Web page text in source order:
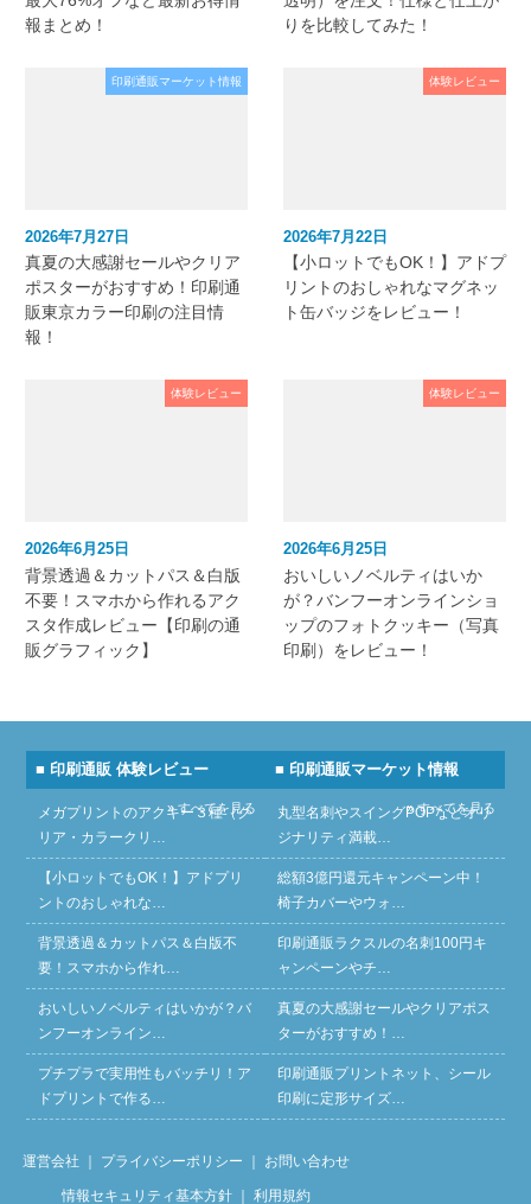
報まとめ！
りを比較してみた！
印刷通販マーケット情報
2026年7月27日
真夏の大感謝セールやクリア
ポスターがおすすめ！印刷通
販東京カラー印刷の注目情
報！
体験レビュー
2026年7月22日
【小ロットでもOK！】アドプ
リントのおしゃれなマグネッ
ト缶バッジをレビュー！
体験レビュー
2026年6月25日
背景透過＆カットパス＆白版
不要！スマホから作れるアク
スタ作成レビュー【印刷の通
販グラフィック】
体験レビュー
2026年6月25日
おいしいノベルティはいか
が？バンフーオンラインショ
ップのフォトクッキー（写真
印刷）をレビュー！
■ 印刷通販 体験レビュー
» すべてを見る
メガプリントのアクキー３種（ク
リア・カラークリ…
【小ロットでもOK！】アドプリ
ントのおしゃれな…
背景透過＆カットパス＆白版不
要！スマホから作れ…
おいしいノベルティはいかが？バ
ンフーオンライン…
プチプラで実用性もバッチリ！ア
ドプリントで作る…
■ 印刷通販マーケット情報
» すべてを見る
丸型名刺やスイングPOPなどオリ
ジナリティ満載…
総額3億円還元キャンペーン中！
椅子カバーやウォ…
印刷通販ラクスルの名刺100円キ
ャンペーンやチ…
真夏の大感謝セールやクリアポス
ターがおすすめ！…
印刷通販プリントネット、シール
印刷に定形サイズ…
運営会社 プライバシーポリシー お問い合わせ
情報セキュリティ基本方針｜ 利用規約